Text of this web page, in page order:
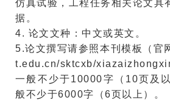
仿真试验，工程任务相关论文具
据。
4. 论文文种：中文或英文。
5.论文撰写请参照本刊模板（官
t.edu.cn/sktcxb/
一般不少于10000字（ 10页及
般不少于6000字（6页以上）。